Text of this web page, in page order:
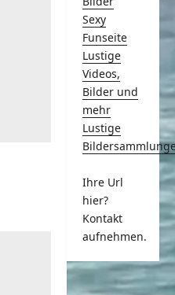
Sexy
Funseite
Lustige
Videos,
Bilder und
mehr
Lustige
Ihre Url
hier?
Kontakt
aufnehmen.